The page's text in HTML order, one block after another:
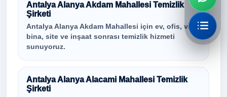
Antalya Alanya Akdam Mahallesi Temizlik
Şirketi
Antalya Alanya Akdam Mahallesi için ev, ofis, villa,
bina, site ve inşaat sonrası temizlik hizmeti
sunuyoruz.
Antalya Alanya Alacami Mahallesi Temizlik
Şirketi